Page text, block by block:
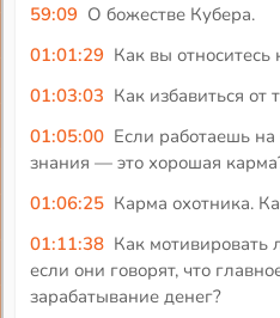
59:09 О божестве Кубера.
01:01:29 Как вы относитесь
01:03:03 Как избавиться от
01:05:00 Если работаешь
знания — это хорошая
01:06:25 Карма охотника.
01:11:38 Как мотивировать
если они говорят, что
зарабатывание денег?